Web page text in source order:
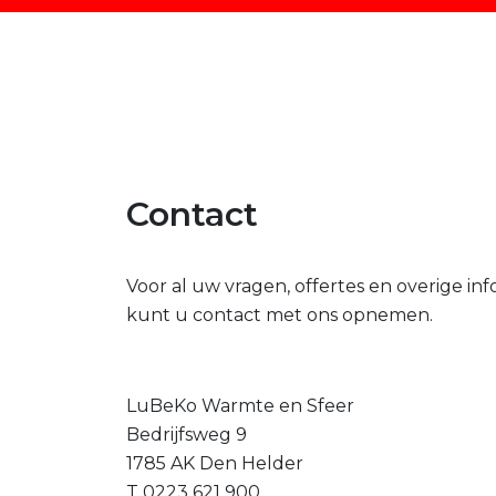
Contact
Voor al uw vragen, offertes en overige
kunt u contact met ons opnemen.
LuBeKo Warmte en Sfeer
Bedrijfsweg 9
1785 AK Den Helder